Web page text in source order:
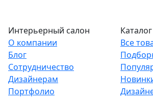
Интерьерный салон
О компании
Блог
Сотрудничество
Дизайнерам
Портфолио
Каталог
Все